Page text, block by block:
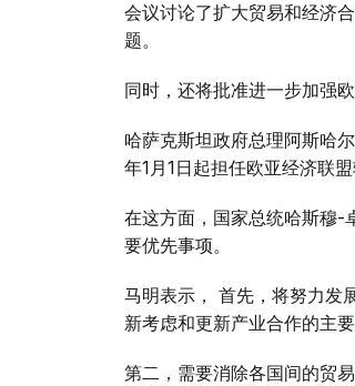
会议讨论了扩大贸易和经济
题。
同时，还将批准进一步加强
哈萨克斯坦政府总理阿斯哈
年1月1日起担任欧亚经济联盟
在这方面，国家总统哈斯穆-
要优先事项。
马明表示， 首先，将努力发
新考虑和更新产业合作的主要
第二，需要消除各国间的贸